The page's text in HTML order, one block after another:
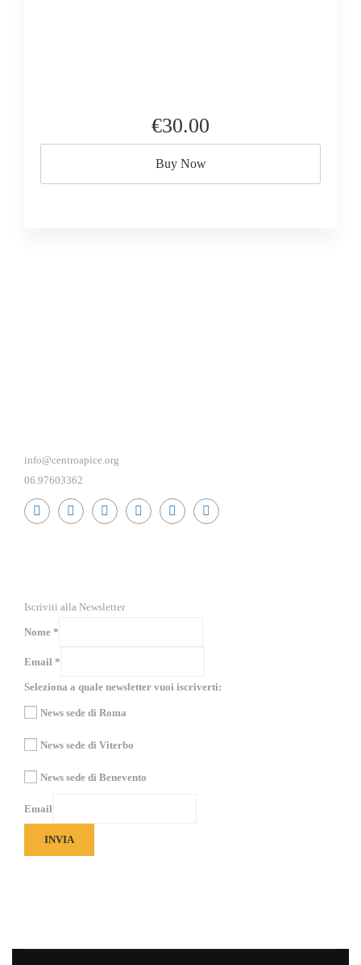
€30.00
Buy Now
info@centroapice.org
06.97603362
Iscriviti alla Newsletter
Nome *
Email *
Seleziona a quale newsletter vuoi iscriverti:
News sede di Roma
News sede di Viterbo
News sede di Benevento
Email
INVIA